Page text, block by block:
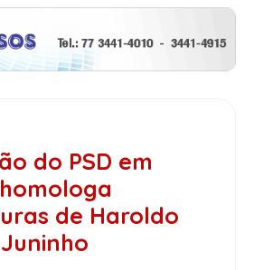
do PSD em
de Haroldo